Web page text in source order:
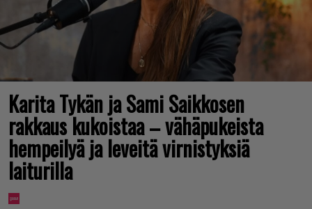
Karita Tykän ja Sami Saikkosen
rakkaus kukoistaa – vähäpukeista
hempeilyä ja leveitä virnistyksiä
laiturilla